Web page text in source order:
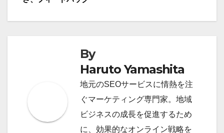
By
Haruto Yamashita
地元のSEOサービスに情熱を注
ぐマーケティング専門家。地域
ビジネスの成長を促進するため
に、効果的なオンライン戦略を